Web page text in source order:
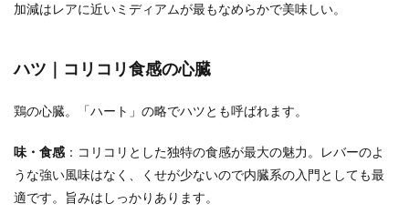
加減はレアに近いミディアムが最もなめらかで美味しい。
ハツ｜コリコリ食感の心臓
鶏の心臓。「ハート」の略でハツとも呼ばれます。
味・食感 ：コリコリとした独特の食感が最大の魅力。レバーのよ
うな強い風味はなく、くせが少ないので内臓系の入門としても最
適です。旨みはしっかりあります。